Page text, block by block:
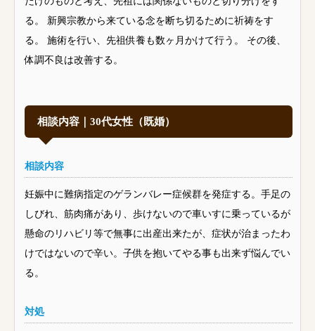
る。 新興宗教から来ている念を断ち切るために祈祷をす
る。 施術を行い、先祖供養も数ヶ月かけて行う。 その後、
体調不良は改善する。
相談内容｜30代女性（既婚）
相談内容
妊娠中に難病指定のゲランバレー症候群を発症する。手足の
しびれ、筋肉痛があり、歩けないので車いすに乗っているが
懸命のリハビリ等で無事に出産出来たが、症状が治まったわ
けではないので辛い。子供を抱いてやる事も出来ず悩んでい
る。
対処